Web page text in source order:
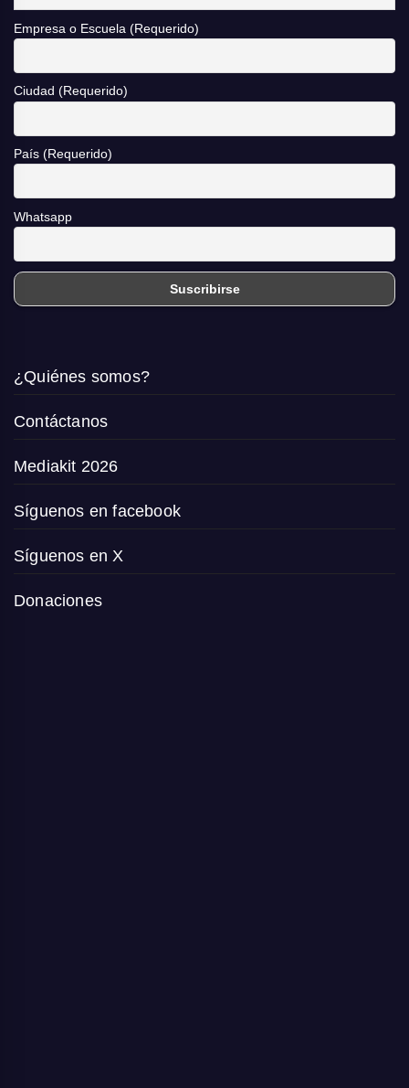
Empresa o Escuela (Requerido)
Ciudad (Requerido)
País (Requerido)
Whatsapp
¿Quiénes somos?
Contáctanos
Mediakit 2026
Síguenos en facebook
Síguenos en X
Donaciones